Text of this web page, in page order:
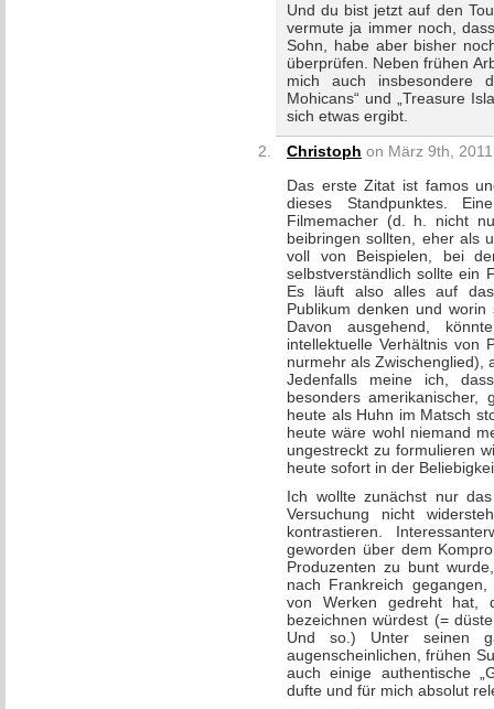
Und du bist jetzt auf den
vermute ja immer noch,
Sohn, habe aber bisher
überprüfen. Neben frühen
mich auch insbesondere
Mohicans“ und „Treasure
sich etwas ergibt.
Christoph on März 9th,
Das erste Zitat ist famos
dieses Standpunktes.
Filmemacher (d. h. nicht
beibringen sollten, eher als
voll von Beispielen, bei
selbstverständlich sollte ein
Es läuft also alles auf
Publikum denken und
Davon ausgehend,
intellektuelle Verhältnis von
nurmehr als Zwischenglied),
Jedenfalls meine ich,
besonders
heute als Huhn im Matsch
heute wäre wohl niemand
ungestreckt zu formulieren
heute sofort in der
Ich wollte zunächst nur
Versuchung nicht
kontrastieren.
geworden über dem
Produzenten zu bunt
nach Frankreich
von Werken gedreht hat,
bezeichnen würdest (=
Und so.) Unter seinen
augenscheinlichen, frühen
auch einige authentische
dufte und für mich absolut